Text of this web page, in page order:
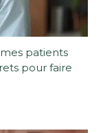
patients
pour faire